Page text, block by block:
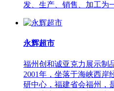
发、生产、销售、加工为
永辉超市
福州创和诚亚克力展示制
2001年，坐落于海峡西岸
研中心，福建省会福州，